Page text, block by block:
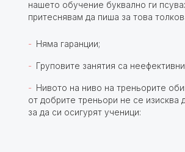
нашето обучение буквално ги
притеснявам да пиша за това
Няма гаранции;
Груповите занятия са
Нивото на ниво на треньорите
от добрите треньори не се изисква
за да си осигурят ученици: